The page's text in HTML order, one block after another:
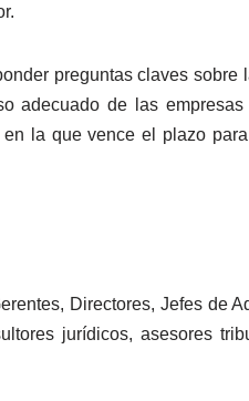
preguntas claves
adecuado de las
la que vence el plazo
Directores, Jefes de
jurídicos, asesores